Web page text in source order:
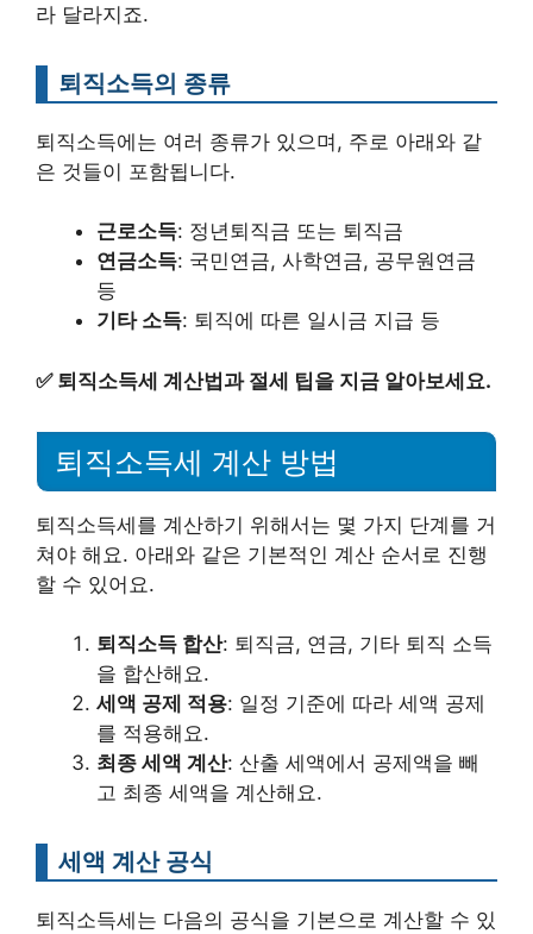
라 달라지죠.
퇴직소득의 종류
퇴직소득에는 여러 종류가 있으며, 주로 아래와 같
은 것들이 포함됩니다.
근로소득: 정년퇴직금 또는 퇴직금
연금소득: 국민연금, 사학연금, 공무원연금
등
기타 소득: 퇴직에 따른 일시금 지급 등
✅ 퇴직소득세 계산법과 절세 팁을 지금 알아보세요.
퇴직소득세 계산 방법
퇴직소득세를 계산하기 위해서는 몇 가지 단계를 거
쳐야 해요. 아래와 같은 기본적인 계산 순서로 진행
할 수 있어요.
퇴직소득 합산: 퇴직금, 연금, 기타 퇴직 소득
을 합산해요.
세액 공제 적용: 일정 기준에 따라 세액 공제
를 적용해요.
최종 세액 계산: 산출 세액에서 공제액을 빼
고 최종 세액을 계산해요.
세액 계산 공식
퇴직소득세는 다음의 공식을 기본으로 계산할 수 있